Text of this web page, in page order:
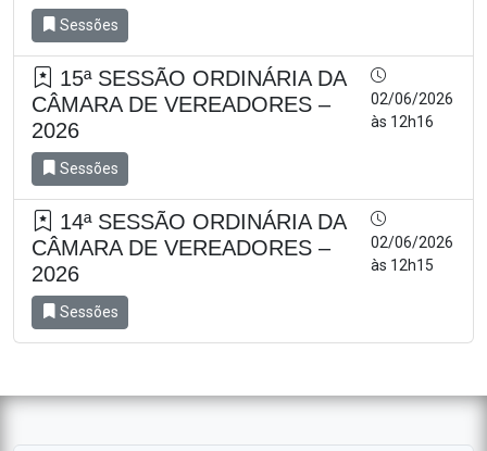
Sessões
15ª SESSÃO ORDINÁRIA DA
CÂMARA DE VEREADORES –
2026
02/06/2026
às 12h16
Sessões
14ª SESSÃO ORDINÁRIA DA
CÂMARA DE VEREADORES –
2026
02/06/2026
às 12h15
Sessões